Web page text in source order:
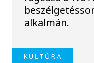
alkalmán.
KULTÚRA